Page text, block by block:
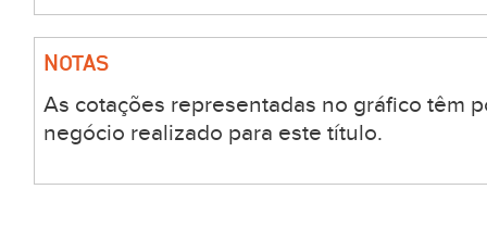
NOTAS
As cotações representadas no gráfico têm
negócio realizado para este título.